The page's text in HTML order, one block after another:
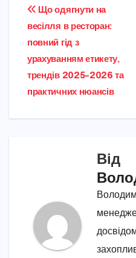
Навігація
записів
Що одягнути на
весілля в ресторан:
повний гід з
урахуванням етикету,
трендів 2025–2026 та
практичних нюансів
Від